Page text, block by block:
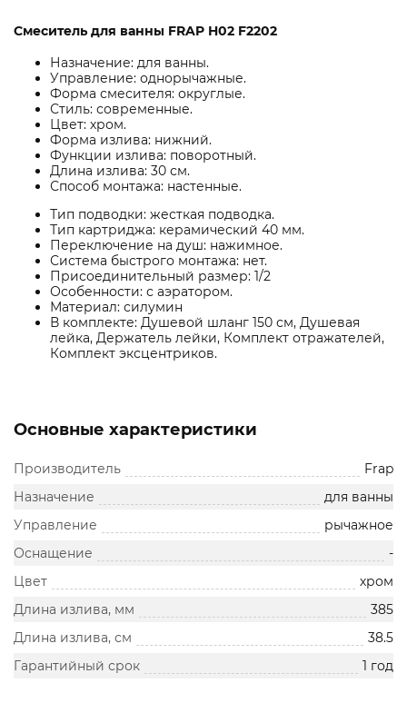
Смеситель для ванны FRAP H02 F2202
Назначение: для ванны.
Управление: однорычажные.
Форма смесителя: округлые.
Стиль: современные.
Цвет: хром.
Форма излива: нижний.
Функции излива: поворотный.
Длина излива: 30 см.
Способ монтажа: настенные.
Тип подводки: жесткая подводка.
Тип картриджа: керамический 40 мм.
Переключение на душ: нажимное.
Система быстрого монтажа: нет.
Присоединительный размер: 1/2
Особенности: с аэратором.
Материал: силумин
В комплекте: Душевой шланг 150 см, Душевая
лейка, Держатель лейки, Комплект отражателей,
Комплект эксцентриков.
Основные характеристики
Производитель
Frap
Назначение
для ванны
Управление
рычажное
Оснащение
-
Цвет
хром
Длина излива, мм
385
Длина излива, см
38.5
Гарантийный срок
1 год